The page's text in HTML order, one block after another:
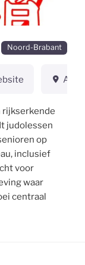
Noord-Brabant
rijkserkende
judolessen
op
inclusief
voor
waar
centraal